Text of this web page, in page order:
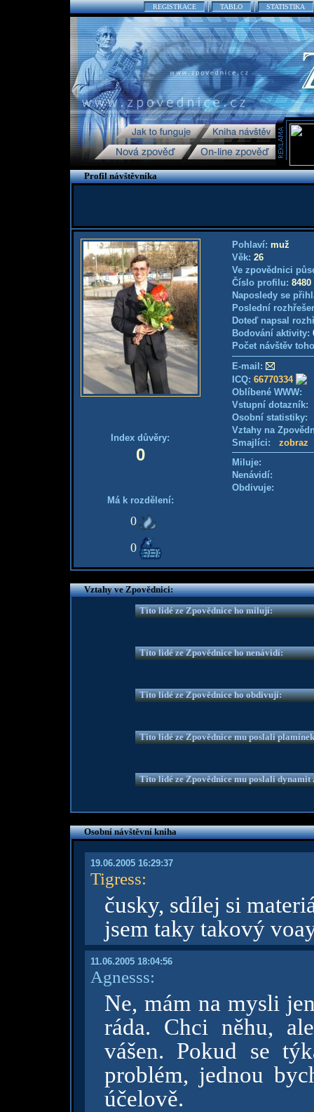
REGISTRACE TABLO STATISTIKA
Profil návštěvníka
Index důvěry:
0
Má k rozdělení:
0
0
Pohlaví: muž
Věk: 26
Ve zpovědnici
Číslo profilu: 8480
Naposledy se
Poslední
Doteď napsal
Bodování aktivity:
Počet návštěv
E-mail:
ICQ: 66770334
Oblíbené WWW:
Vstupní
Osobní
Vztahy na
Smajlíci: zobraz
Miluje:
Nenávidí:
Obdivuje:
Vztahy ve Zpovědnici:
Tito lidé ze Zpovědnice ho milují:
Tito lidé ze Zpovědnice ho nenávidí:
Tito lidé ze Zpovědnice ho obdivují:
Tito lidé ze Zpovědnice mu poslali
Tito lidé ze Zpovědnice mu poslali dynamit
Osobní návštěvní kniha
19.06.2005 16:29:37
Tigress:
čusky, sdílej si
jsem taky takový
11.06.2005 18:04:56
Agnesss:
Ne, mám na mysli
ráda. Chci něhu,
vášen. Pokud se
problém, jednou
účelově.